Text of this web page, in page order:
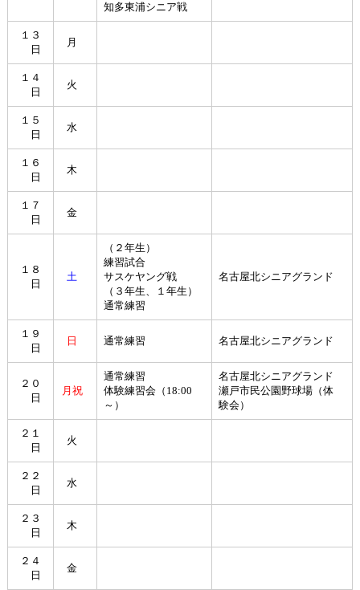
知多東浦シニア戦
１３
日
月
１４
日
火
１５
日
水
１６
日
木
１７
日
金
１８
日
土
（２年生）
練習試合
サスケヤング戦
（３年生、１年生）
通常練習
名古屋北シニアグランド
１９
日
日 通常練習 名古屋北シニアグランド
２０
日
月祝
通常練習
体験練習会（18:00
～）
名古屋北シニアグランド
瀬戸市民公園野球場（体
験会）
２１
日
火
２２
日
水
２３
日
木
２４
日
金